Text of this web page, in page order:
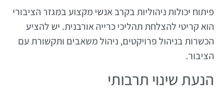
פיתוח יכולות ניהוליות בקרב אנשי מקצוע במגזר הציבורי
הוא קריטי להצלחת תהליכי כרייה אורבנית. יש להציע
הכשרות בניהול פרויקטים, ניהול משאבים ותקשורת עם
הציבור.
הנעת שינוי תרבותי